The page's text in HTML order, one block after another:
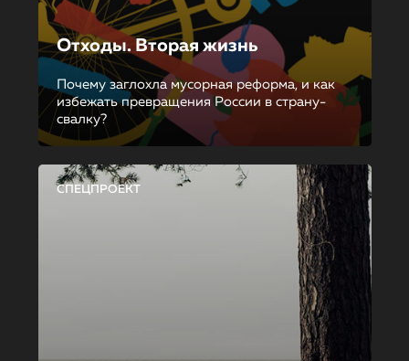
Отходы. Вторая жизнь
Почему заглохла мусорная реформа, и как
избежать превращения России в страну-
свалку?
СПЕЦПРОЕКТ